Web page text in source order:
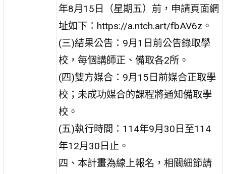
年8月15日（星期五）前，申請頁面網
址如下：https://a.ntch.art/fbAV6z。
(三)結果公告：9月1日前公告錄取學
校，每個講師正、備取各2所。
(四)雙方媒合：9月15日前媒合正取學
校；未成功媒合的課程將通知備取學
校。
(五)執行時間：114年9月30日至114
年12月30日止。
四、本計畫為線上報名，相關細節請